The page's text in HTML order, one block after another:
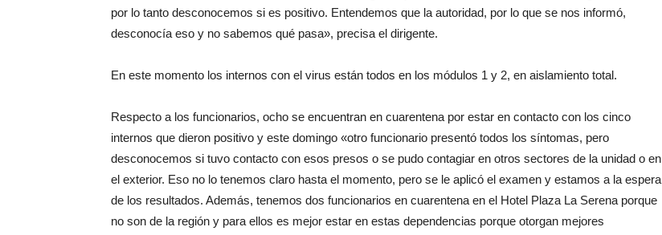
por lo tanto desconocemos si es positivo. Entendemos que la autoridad, por lo que se nos informó,
desconocía eso y no sabemos qué pasa», precisa el dirigente.
En este momento los internos con el virus están todos en los módulos 1 y 2, en aislamiento total.
Respecto a los funcionarios, ocho se encuentran en cuarentena por estar en contacto con los cinco
internos que dieron positivo y este domingo «otro funcionario presentó todos los síntomas, pero
desconocemos si tuvo contacto con esos presos o se pudo contagiar en otros sectores de la unidad o en
el exterior. Eso no lo tenemos claro hasta el momento, pero se le aplicó el examen y estamos a la espera
de los resultados. Además, tenemos dos funcionarios en cuarentena en el Hotel Plaza La Serena porque
no son de la región y para ellos es mejor estar en estas dependencias porque otorgan mejores